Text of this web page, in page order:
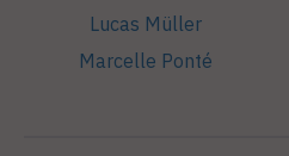
Lucas Müller
Marcelle Ponté